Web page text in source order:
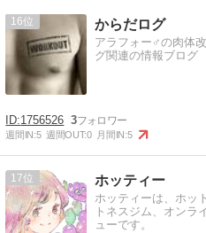
16 からだログ
アラフォー♂の肉体
グ関連の情報ブログ
1756526 3
週間IN:5 週間OUT:0 月間IN:5
17 ホッティー
ホッティーは、ホッ
トネスジム、オンラ
ューです。